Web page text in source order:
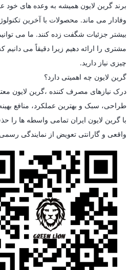
برند گرین لایون همیشه به وعده های
وفادار می ماند. محصولات با آخرین
بیشتر جزئیات شگفت زده کنند. ما می
مشتری را ارائه دهیم زیرا دقیقاً می
چیزی نیاز دارید.
گرین لایون چه اهمیتی دارد؟
درک نیازهای مصرف کننده ،گرین لایون
طراحی، سبک و بهترین عملکرد، منافع
با گرین لایون ایران تمامی واسطه ها را
واقعی و گارانتی تعویض از نمایندگی